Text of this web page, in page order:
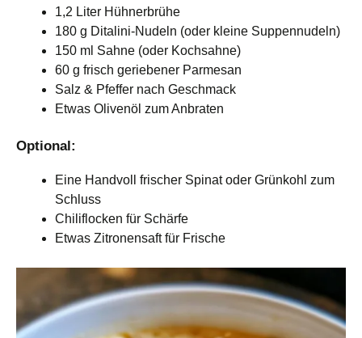
1,2 Liter Hühnerbrühe
180 g Ditalini-Nudeln (oder kleine Suppennudeln)
150 ml Sahne (oder Kochsahne)
60 g frisch geriebener Parmesan
Salz & Pfeffer nach Geschmack
Etwas Olivenöl zum Anbraten
Optional:
Eine Handvoll frischer Spinat oder Grünkohl zum
Schluss
Chiliflocken für Schärfe
Etwas Zitronensaft für Frische